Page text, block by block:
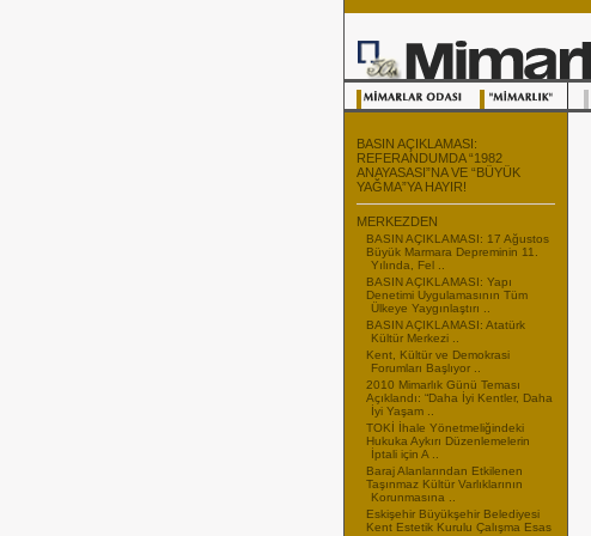
BASIN AÇIKLAMASI:
REFERANDUMDA “1982
ANAYASASI”NA VE “BÜYÜK
YAĞMA”YA HAYIR!
MERKEZDEN
BASIN AÇIKLAMASI: 17 Ağustos
Büyük Marmara Depreminin 11.
Yılında, Fel ..
BASIN AÇIKLAMASI: Yapı
Denetimi Uygulamasının Tüm
Ülkeye Yaygınlaştırı ..
BASIN AÇIKLAMASI: Atatürk
Kültür Merkezi ..
Kent, Kültür ve Demokrasi
Forumları Başlıyor ..
2010 Mimarlık Günü Teması
Açıklandı: “Daha İyi Kentler, Daha
İyi Yaşam ..
TOKİ İhale Yönetmeliğindeki
Hukuka Aykırı Düzenlemelerin
İptali için A ..
Baraj Alanlarından Etkilenen
Taşınmaz Kültür Varlıklarının
Korunmasına ..
Eskişehir Büyükşehir Belediyesi
Kent Estetik Kurulu Çalışma Esas